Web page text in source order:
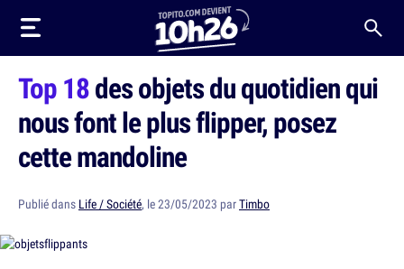
Top 18des objets du quotidien qui
nous font le plus flipper, posez
cette mandoline
Publié dans Life / Société, le 23/05/2023 parTimbo